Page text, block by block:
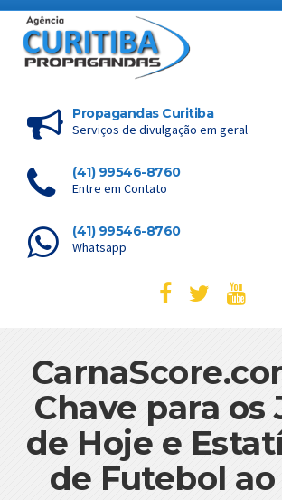
Propagandas Curitiba
Serviços de divulgação em geral
(41) 99546-8760
Entre em Contato
(41) 99546-8760
Whatsapp
Chave para os
de Hoje e
de Futebol